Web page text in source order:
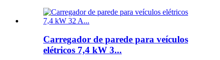
Carregador de parede para veículos
elétricos 7,4 kW 3...